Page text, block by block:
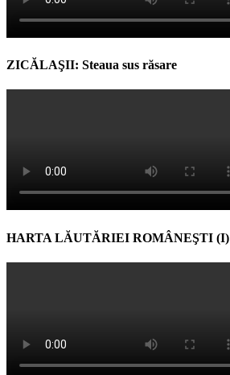
ZICĂLAŞII: Steaua sus răsare
HARTA LĂUTĂRIEI ROMÂNEŞTI (I)